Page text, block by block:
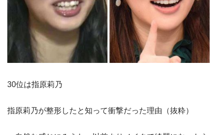
30位は指原莉乃
指原莉乃が整形したと知って衝撃だった理由（抜粋）